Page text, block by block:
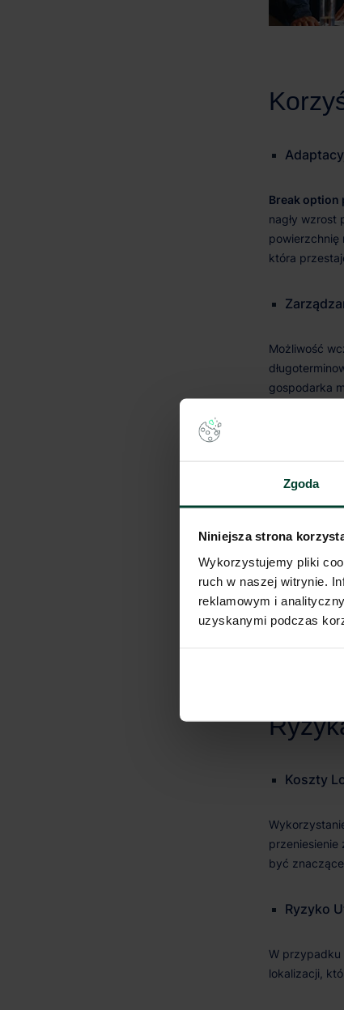
Zgoda
Niniejsza strona
Wykorzystujemy pliki
ruch w naszej witrynie.
reklamowym i
uzyskanymi podczas
Break option
Koszty
Ryzyko